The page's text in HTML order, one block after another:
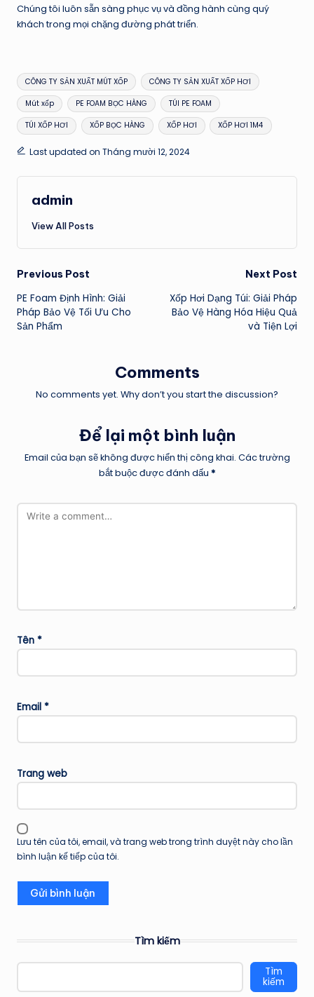
Chúng tôi luôn sẵn sàng phục vụ và đồng hành cùng quý
khách trong mọi chặng đường phát triển.
Tags:
CÔNG TY SẢN XUẤT MÚT XỐP CÔNG TY SẢN XUẤT XỐP HƠI
Mút xốp PE FOAM BỌC HÀNG TÚI PE FOAM
TÚI XỐP HƠI XỐP BỌC HÀNG XỐP HƠI XỐP HƠI 1M4
Last updated on Tháng mười 12, 2024
admin
View All Posts
Post
navigation
Previous Post
PE Foam Định Hình: Giải
Pháp Bảo Vệ Tối Ưu Cho
Sản Phẩm
Next Post
Xốp Hơi Dạng Túi: Giải Pháp
Bảo Vệ Hàng Hóa Hiệu Quả
và Tiện Lợi
Comments
No comments yet. Why don’t you start the discussion?
Để lại một bình luận
Email của bạn sẽ không được hiển thị công khai. Các trường
bắt buộc được đánh dấu *
Tên *
Email *
Trang web
Lưu tên của tôi, email, và trang web trong trình duyệt này cho lần
bình luận kế tiếp của tôi.
Tìm kiếm
Tìm
kiếm